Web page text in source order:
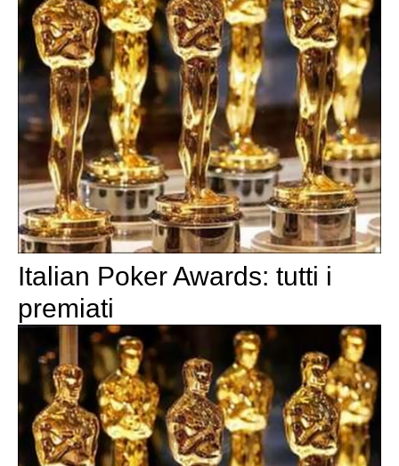
Italian Poker Awards: tutti i
premiati